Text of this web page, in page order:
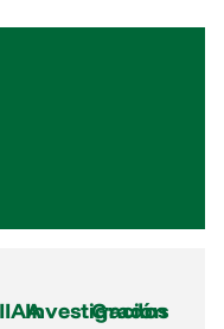
Investigación
Grados